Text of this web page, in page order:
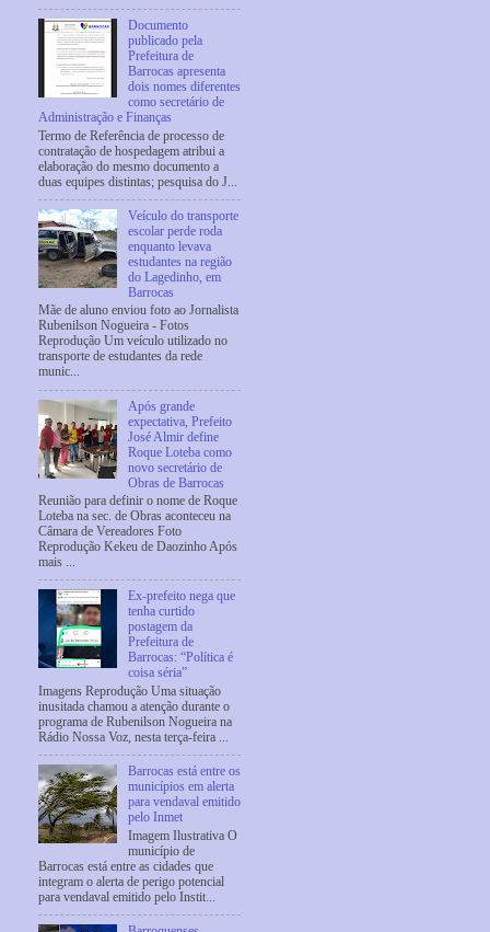
Documento
publicado pela
Prefeitura de
Barrocas apresenta
dois nomes diferentes
como secretário de
Administração e Finanças
Termo de Referência de processo de
contratação de hospedagem atribui a
elaboração do mesmo documento a
duas equipes distintas; pesquisa do J...
Veículo do transporte
escolar perde roda
enquanto levava
estudantes na região
do Lagedinho, em
Barrocas
Mãe de aluno enviou foto ao Jornalista
Rubenilson Nogueira - Fotos
Reprodução Um veículo utilizado no
transporte de estudantes da rede
munic...
Após grande
expectativa, Prefeito
José Almir define
Roque Loteba como
novo secretário de
Obras de Barrocas
Reunião para definir o nome de Roque
Loteba na sec. de Obras aconteceu na
Câmara de Vereadores Foto
Reprodução Kekeu de Daozinho Após
mais ...
Ex-prefeito nega que
tenha curtido
postagem da
Prefeitura de
Barrocas: “Política é
coisa séria”
Imagens Reprodução Uma situação
inusitada chamou a atenção durante o
programa de Rubenilson Nogueira na
Rádio Nossa Voz, nesta terça-feira ...
Barrocas está entre os
municípios em alerta
para vendaval emitido
pelo Inmet
Imagem Ilustrativa O
município de
Barrocas está entre as cidades que
integram o alerta de perigo potencial
para vendaval emitido pelo Instit...